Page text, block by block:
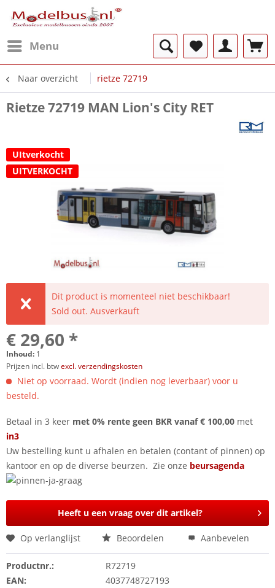
Menu
Naar overzicht rietze 72719
Rietze 72719 MAN Lion's City RET
UItverkocht
UITVERKOCHT
Dit product is momenteel niet beschikbaar!
Sold out. Ausverkauft
€ 29,60 *
Inhoud: 1
Prijzen incl. btwexcl. verzendingskosten
Niet op voorraad. Wordt (indien nog leverbaar) voor u
besteld.
Betaal in 3 keer met 0% rente geen BKR vanaf € 100,00 met
in3
Uw bestelling kunt u afhalen en betalen (contant of pinnen) op
kantoor en op de diverse beurzen. Zie onze beursagenda
Heeft u een vraag over dit artikel?
Op verlanglijst Beoordelen Aanbevelen
Productnr.:
R72719
EAN:
4037748727193